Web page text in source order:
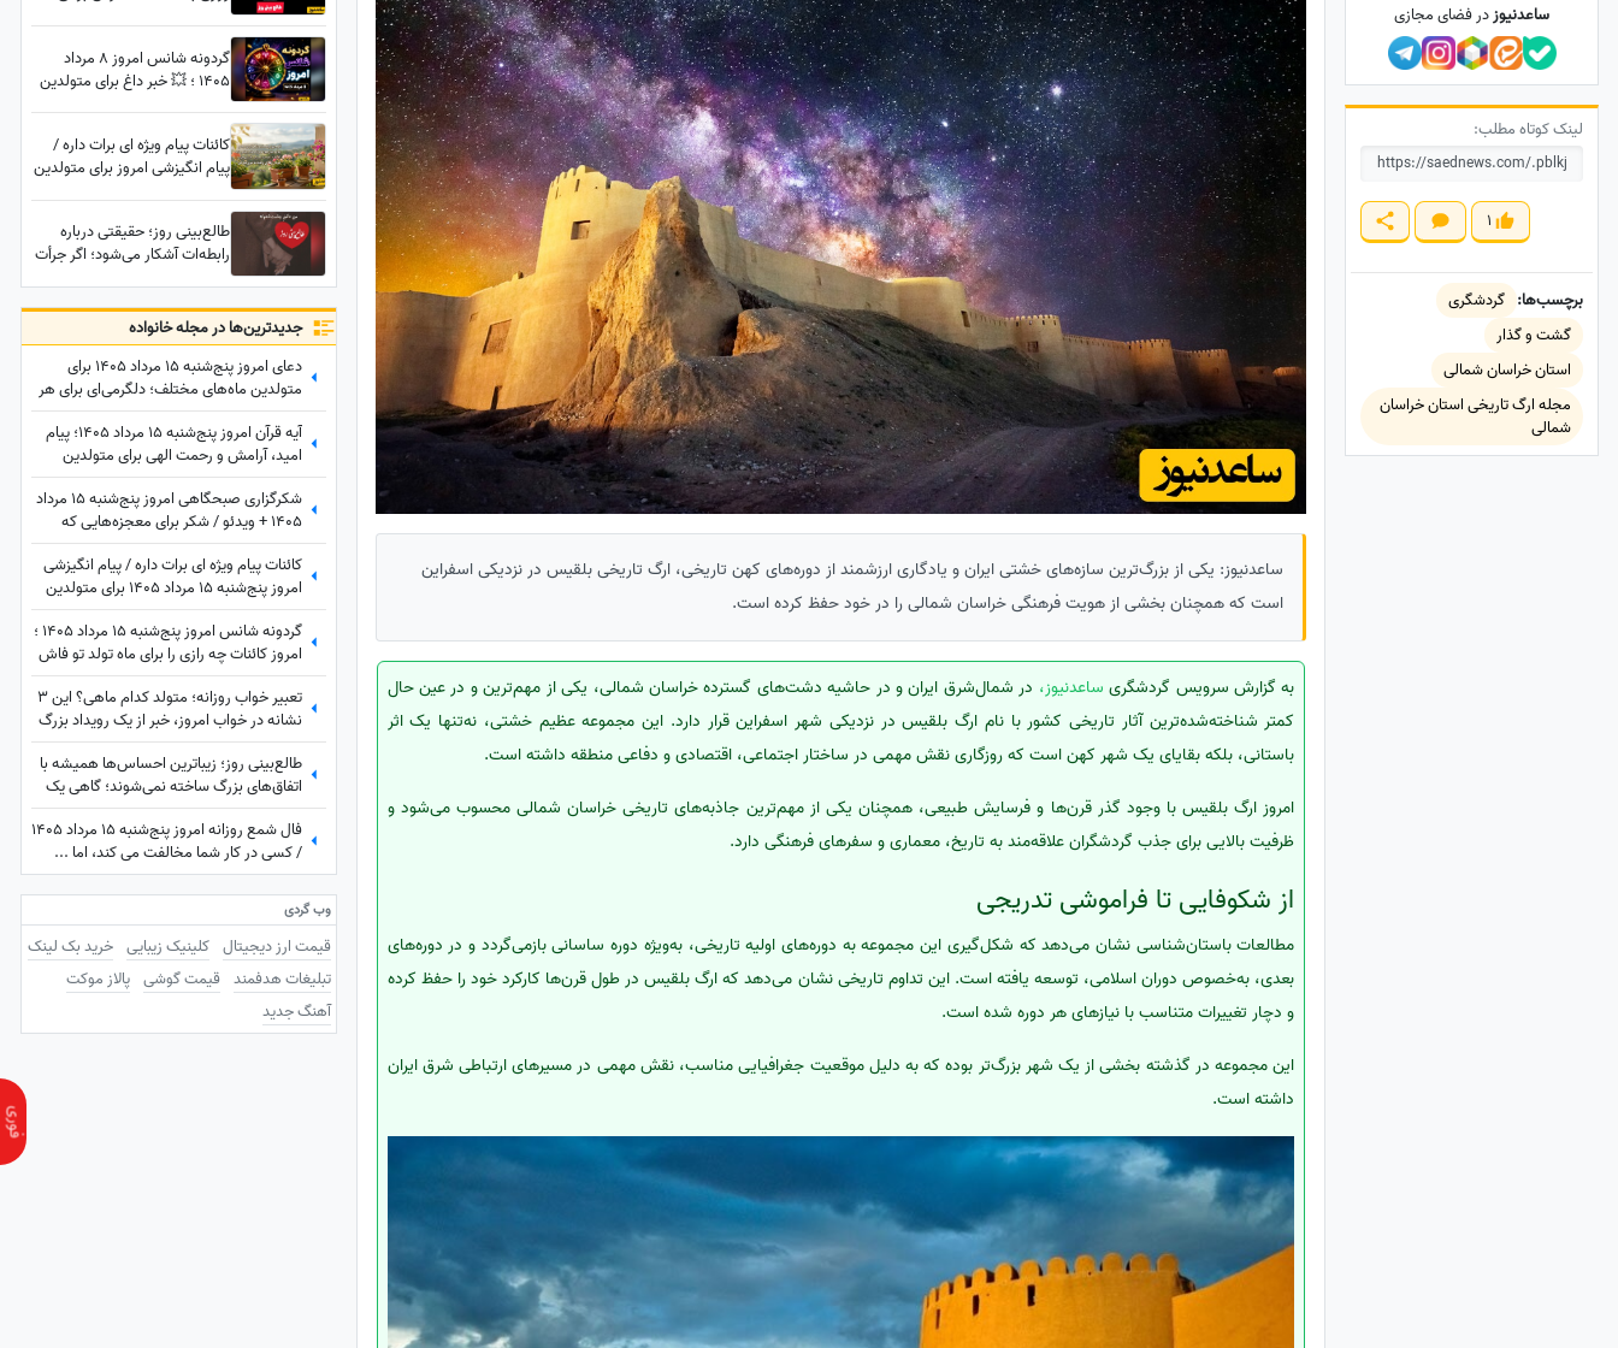
ساعدنیوز: یکی از بزرگ‌ترین سازه‌های خشتی ایران و یادگاری ارزشمند از دوره‌های کهن تاریخی، ارگ تاریخی بلقیس در نزدیکی اسفراین
است که همچنان بخشی از هویت فرهنگی خراسان شمالی را در خود حفظ کرده است.
به گزارش سرویس گردشگری ساعدنیوز، در شمال‌شرق ایران و در حاشیه دشت‌های گسترده خراسان شمالی، یکی از مهم‌ترین و در عین حال
کمتر شناخته‌شده‌ترین آثار تاریخی کشور با نام ارگ بلقیس در نزدیکی شهر اسفراین قرار دارد. این مجموعه عظیم خشتی، نه‌تنها یک اثر
باستانی، بلکه بقایای یک شهر کهن است که روزگاری نقش مهمی در ساختار اجتماعی، اقتصادی و دفاعی منطقه داشته است.
امروز ارگ بلقیس با وجود گذر قرن‌ها و فرسایش طبیعی، همچنان یکی از مهم‌ترین جاذبه‌های تاریخی خراسان شمالی محسوب می‌شود و
ظرفیت بالایی برای جذب گردشگران علاقه‌مند به تاریخ، معماری و سفرهای فرهنگی دارد.
از شکوفایی تا فراموشی تدریجی
مطالعات باستان‌شناسی نشان می‌دهد که شکل‌گیری این مجموعه به دوره‌های اولیه تاریخی، به‌ویژه دوره ساسانی بازمی‌گردد و در دوره‌های
بعدی، به‌خصوص دوران اسلامی، توسعه یافته است. این تداوم تاریخی نشان می‌دهد که ارگ بلقیس در طول قرن‌ها کارکرد خود را حفظ کرده
و دچار تغییرات متناسب با نیازهای هر دوره شده است.
این مجموعه در گذشته بخشی از یک شهر بزرگ‌تر بوده که به دلیل موقعیت جغرافیایی مناسب، نقش مهمی در مسیرهای ارتباطی شرق ایران
داشته است.
گردونه شانس امروز 8 مرداد
1405 ؛ 💥 خبر داغ برای متولدین
کائنات پیام ویژه ای برات داره /
پیام انگیزشی امروز برای متولدین
شروع یک روز عالی / پیام
انگیزشی امروز جمعه 9 مرداد
1405 + ویدئو
طالع‌بینی روز؛ حقیقتی درباره
رابطه‌ات آشکار می‌شود؛ اگر جرأت
پاسخی باشد که دنبالش بودی
جدید‌ترین‌ها در مجله خانواده
دعای امروز پنج‌شنبه 15 مرداد 1405 برای
متولدین ماه‌های مختلف؛ دلگرمی‌ای برای هر
کس که در آرزوها و نیازهای زندگی مانده
است
آیه قرآن امروز پنج‌شنبه 15 مرداد 1405؛ پیام
امید، آرامش و رحمت الهی برای متولدین
ماه‌های مختلف
شکرگزاری صبحگاهی امروز پنج‌شنبه 15 مرداد
1405 + ویدئو / شکر برای معجزه‌هایی که
دیدم، برای نعمت‌هایی که هنوز ندیده‌ام، و
برای آرزوهایی که همین حالا در مسیر رسیدن
به من هستند
کائنات پیام ویژه ای برات داره / پیام انگیزشی
امروز پنج‌شنبه 15 مرداد 1405 برای متولدین
فروردین تا اسفند: هرگز، هرگز تسلیم نشو +
ویدئو
گردونه شانس امروز پنج‌شنبه 15 مرداد 1405 ؛
امروز کائنات چه رازی را برای ماه تولد تو فاش
کرده؟
تعبیر خواب روزانه؛ متولد کدام ماهی؟ این 3
نشانه در خواب امروز، خبر از یک رویداد بزرگ
می‌دهند! / پنج‌شنبه 15 مرداد 1405
طالع‌بینی روز؛ زیباترین احساس‌ها همیشه با
اتفاق‌های بزرگ ساخته نمی‌شوند؛ گاهی یک
نگاه یا یک توجه کوتاه می‌تواند یک روز
معمولی را به خاطره‌ای خاص تبدیل کند /
پنج‌شنبه 15 مرداد 1405
فال شمع روزانه امروز پنج‌شنبه 15 مرداد 1405
/ کسی در کار شما مخالفت می کند، اما ...
وب گردی
قیمت ارز دیجیتال کلینیک زیبایی خرید بک لینک
تبلیغات هدفمند قیمت گوشی پالاز موکت
آهنگ جدید
ساعدنیوزدر فضای مجازی
لینک کوتاه مطلب:
1
برچسب‌ها: گردشگری
گشت و گذار
استان خراسان شمالی
مجله ارگ تاریخی استان خراسان
شمالی